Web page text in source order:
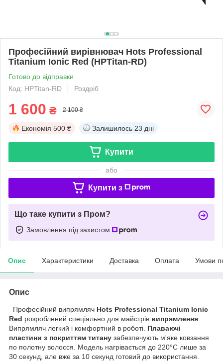
Професійний вирівнювач Hots Professional
Titanium Ionic Red (HPTitan-RD)
Готово до відправки
Код: HPTitan-RD
Роздріб
1 600 ₴ 2 100 ₴
Економія 500 ₴ Залишилось 23 дні
Купити
або
Купити з
Що таке купити з Пром?
Замовлення під захистом
Опис Характеристики Доставка Оплата Умови
Опис
Професійний випрямляч Hots Professional Titanium Ionic
Red розроблений спеціально для майстрів випрямлення
Випрямляч легкий і комфортний в роботі. Плаваючі
пластини з покриттям титану забезпечують м'яке ковзання
по полотну волосся. Модель нагрівається до 220°С лише за
30 секунд, але вже за 10 секунд готовий до використання.